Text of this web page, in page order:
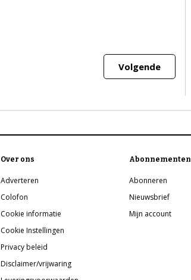
Volgende
Over ons
Adverteren
Colofon
Cookie informatie
Cookie Instellingen
Privacy beleid
Disclaimer/vrijwaring
Abonnementen
Abonneren
Nieuwsbrief
Mijn account